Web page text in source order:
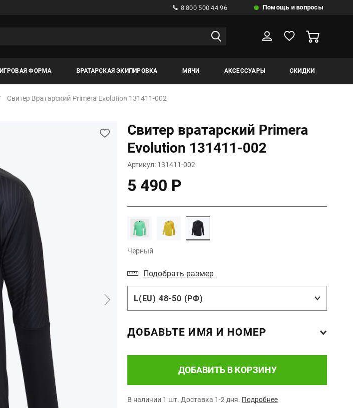
8 800 500 44 96 Помощь и вопросы
ИГРОВАЯ ФОРМА ВРАТАРСКАЯ ЭКИПИРОВКА МЯЧИ АКСЕССУАРЫ СКИДКИ
Свитер Вратарский Primera Evolution 131411-002
Свитер вратарский Primera
Evolution 131411-002
Артикул: 131411-002
5 490 Р
Черный
Подобрать размер
L(EU) 48-50 (РФ)
ДОБАВЬТЕ ИМЯ И НОМЕР
ДОБАВИТЬ В КОРЗИНУ
В наличии 1 шт. Доставка 1-2 дня. Подробнее